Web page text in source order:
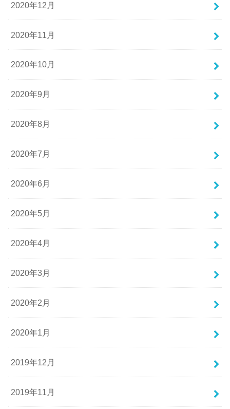
2020年12月
2020年11月
2020年10月
2020年9月
2020年8月
2020年7月
2020年6月
2020年5月
2020年4月
2020年3月
2020年2月
2020年1月
2019年12月
2019年11月